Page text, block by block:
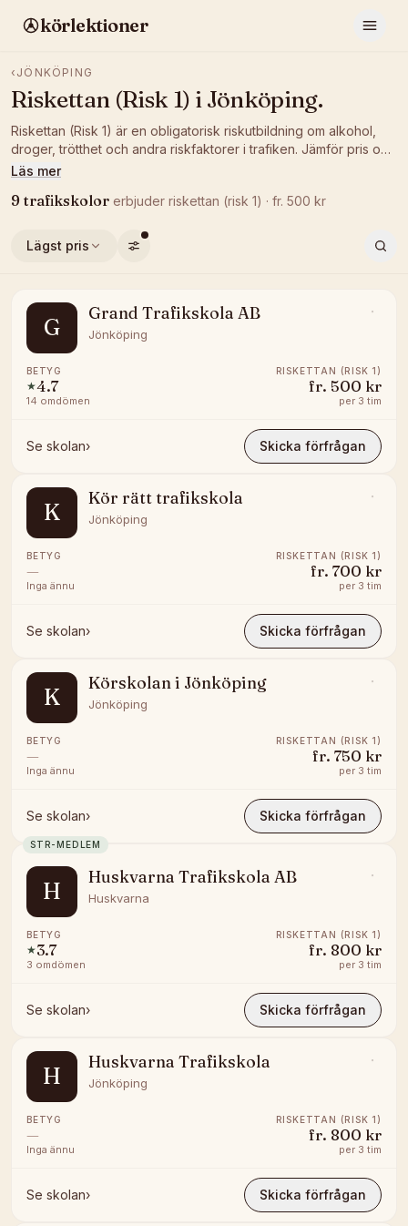
körlektioner
‹ JÖNKÖPING
Riskettan (Risk 1) iJönköping.
Riskettan (Risk 1) är en obligatorisk riskutbildning om alkohol,
droger, trötthet och andra riskfaktorer i trafiken. Jämför pris och
betyg hos trafikskolor i Jönköping som erbjuder Risk 1 och
Läs mer
9 trafikskolor erbjuder riskettan (risk 1) · fr. 500 kr
Lägst pris
G
Grand Trafikskola AB
Jönköping
BETYG
★4.7
14 omdömen
RISKETTAN (RISK 1)
fr. 500 kr
per 3 tim
Se skolan› Skicka förfrågan
K
Kör rätt trafikskola
Jönköping
BETYG
—
Inga ännu
RISKETTAN (RISK 1)
fr. 700 kr
per 3 tim
Se skolan› Skicka förfrågan
K
Körskolan i Jönköping
Jönköping
BETYG
—
Inga ännu
RISKETTAN (RISK 1)
fr. 750 kr
per 3 tim
Se skolan› Skicka förfrågan
STR-MEDLEM
H
Huskvarna Trafikskola AB
Huskvarna
BETYG
★3.7
3 omdömen
RISKETTAN (RISK 1)
fr. 800 kr
per 3 tim
Se skolan› Skicka förfrågan
H
Huskvarna Trafikskola
Jönköping
BETYG
—
Inga ännu
RISKETTAN (RISK 1)
fr. 800 kr
per 3 tim
Se skolan› Skicka förfrågan